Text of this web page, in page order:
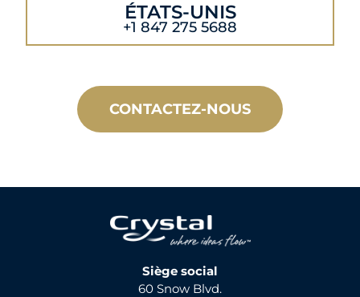
ÉTATS-UNIS
+1 847 275 5688
CONTACTEZ-NOUS
Siège social
60 Snow Blvd.